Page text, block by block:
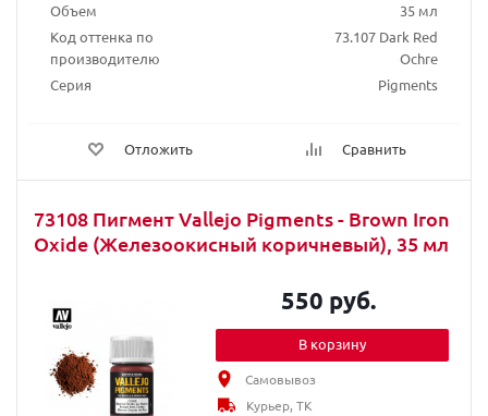
Объем
35 мл
Код оттенка по
производителю
73.107 Dark Red
Ochre
Серия
Pigments
Отложить Сравнить
73108 Пигмент Vallejo Pigments - Brown Iron
Oxide (Железоокисный коричневый), 35 мл
550 руб.
В корзину
Самовывоз
Курьер, ТК